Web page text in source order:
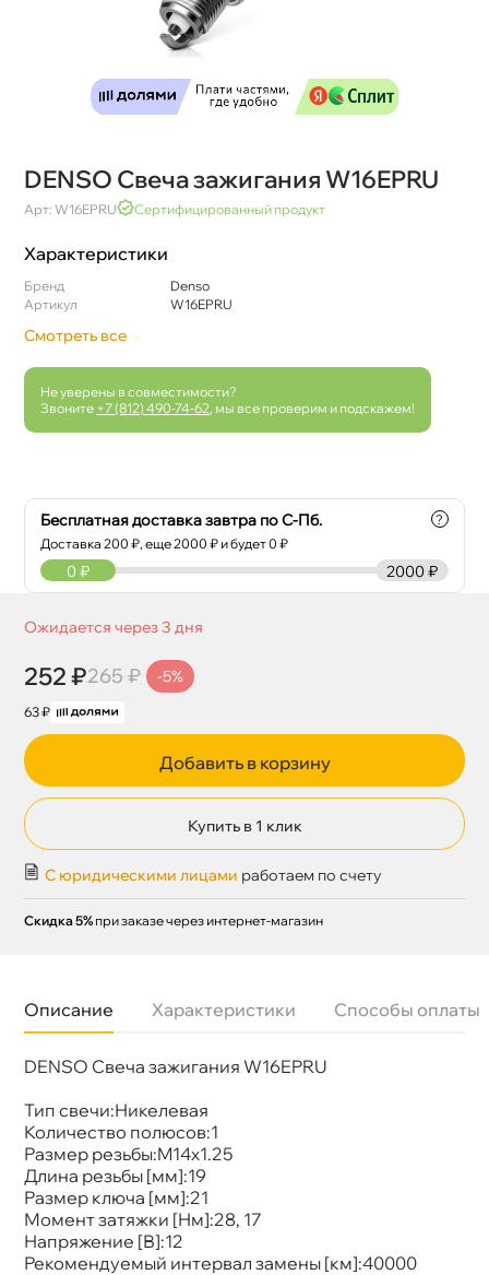
DENSO Свеча зажигания W16EPRU
Арт: W16EPRU Сертифицированный продукт
Характеристики
Бренд
Denso
Артикул
W16EPRU
Смотреть все
Не уверены в совместимости?
Звоните +7 (812) 490-74-62 , мы все проверим и подскажем!
Бесплатная доставка завтра по С-Пб.
Доставка200 ₽, еще2000 ₽ и будет 0 ₽
?
2000 ₽
0 ₽
Ожидается через 3 дня
252 ₽265 ₽ -5%
63 ₽
Добавить в корзину
Купить в 1 клик
С юридическими лицами работаем по счету
Скидка 5% при заказе через интернет-магазин
Описание Характеристики Способы оплаты
DENSO Свеча зажигания W16EPRU
Тип свечи:Никелевая
Количество полюсов:1
Размер резьбы:M14x1.25
Длина резьбы [мм]:19
Размер ключа [мм]:21
Момент затяжки [Нм]:28, 17
Напряжение [В]:12
Рекомендуемый интервал замены [км]:40000
Бренд
Denso